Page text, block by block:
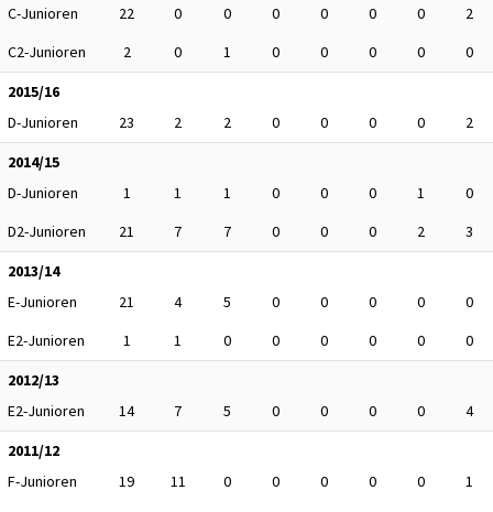
C-Junioren
22 0 0 0 0 0 0
2
C2-Junioren
2 0 1 0 0 0 0
0
2015/16
D-Junioren
23 2 2 0 0 0 0
2
2014/15
D-Junioren
1 1 1 0 0 0 1
0
D2-Junioren
21 7 7 0 0 0 2
3
2013/14
E-Junioren
21 4 5 0 0 0 0
0
E2-Junioren
1 1 0 0 0 0 0
0
2012/13
E2-Junioren
14 7 5 0 0 0 0
4
2011/12
F-Junioren
19 11 0 0 0 0 0 1